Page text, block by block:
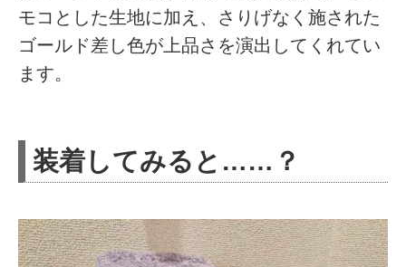
モコとした生地に加え、さりげなく施された
ゴールド差し色が上品さを演出してくれてい
ます。
装着してみると……？